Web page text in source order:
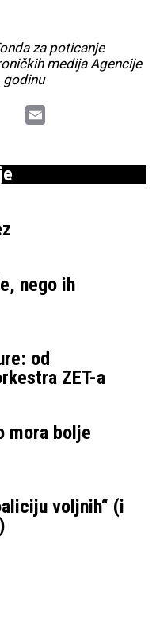
za poticanje
medija Agencije
godinu
nego ih
od
ZET-a
mora bolje
voljnih“ (i